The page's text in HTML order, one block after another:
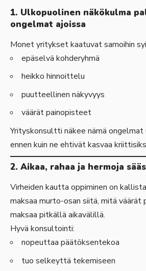
1. Ulkopuolinen näkökulma
ongelmat ajoissa
Monet yritykset kaatuvat samoihin
epäselvä kohderyhmä
heikko hinnoittelu
puutteellinen näkyvyys
väärät painopisteet
Yrityskonsultti näkee nämä ongelmat
ennen kuin ne ehtivät kasvaa
2. Aikaa, rahaa ja hermoja
Virheiden kautta oppiminen on
maksaa murto-osan siitä, mitä
maksaa pitkällä aikavälillä.
Hyvä konsultointi:
nopeuttaa päätöksentekoa
tuo selkeyttä tekemiseen